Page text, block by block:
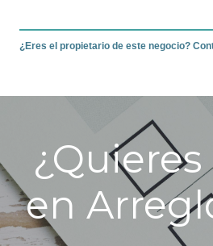
¿Eres el propietario de este negocio?
en